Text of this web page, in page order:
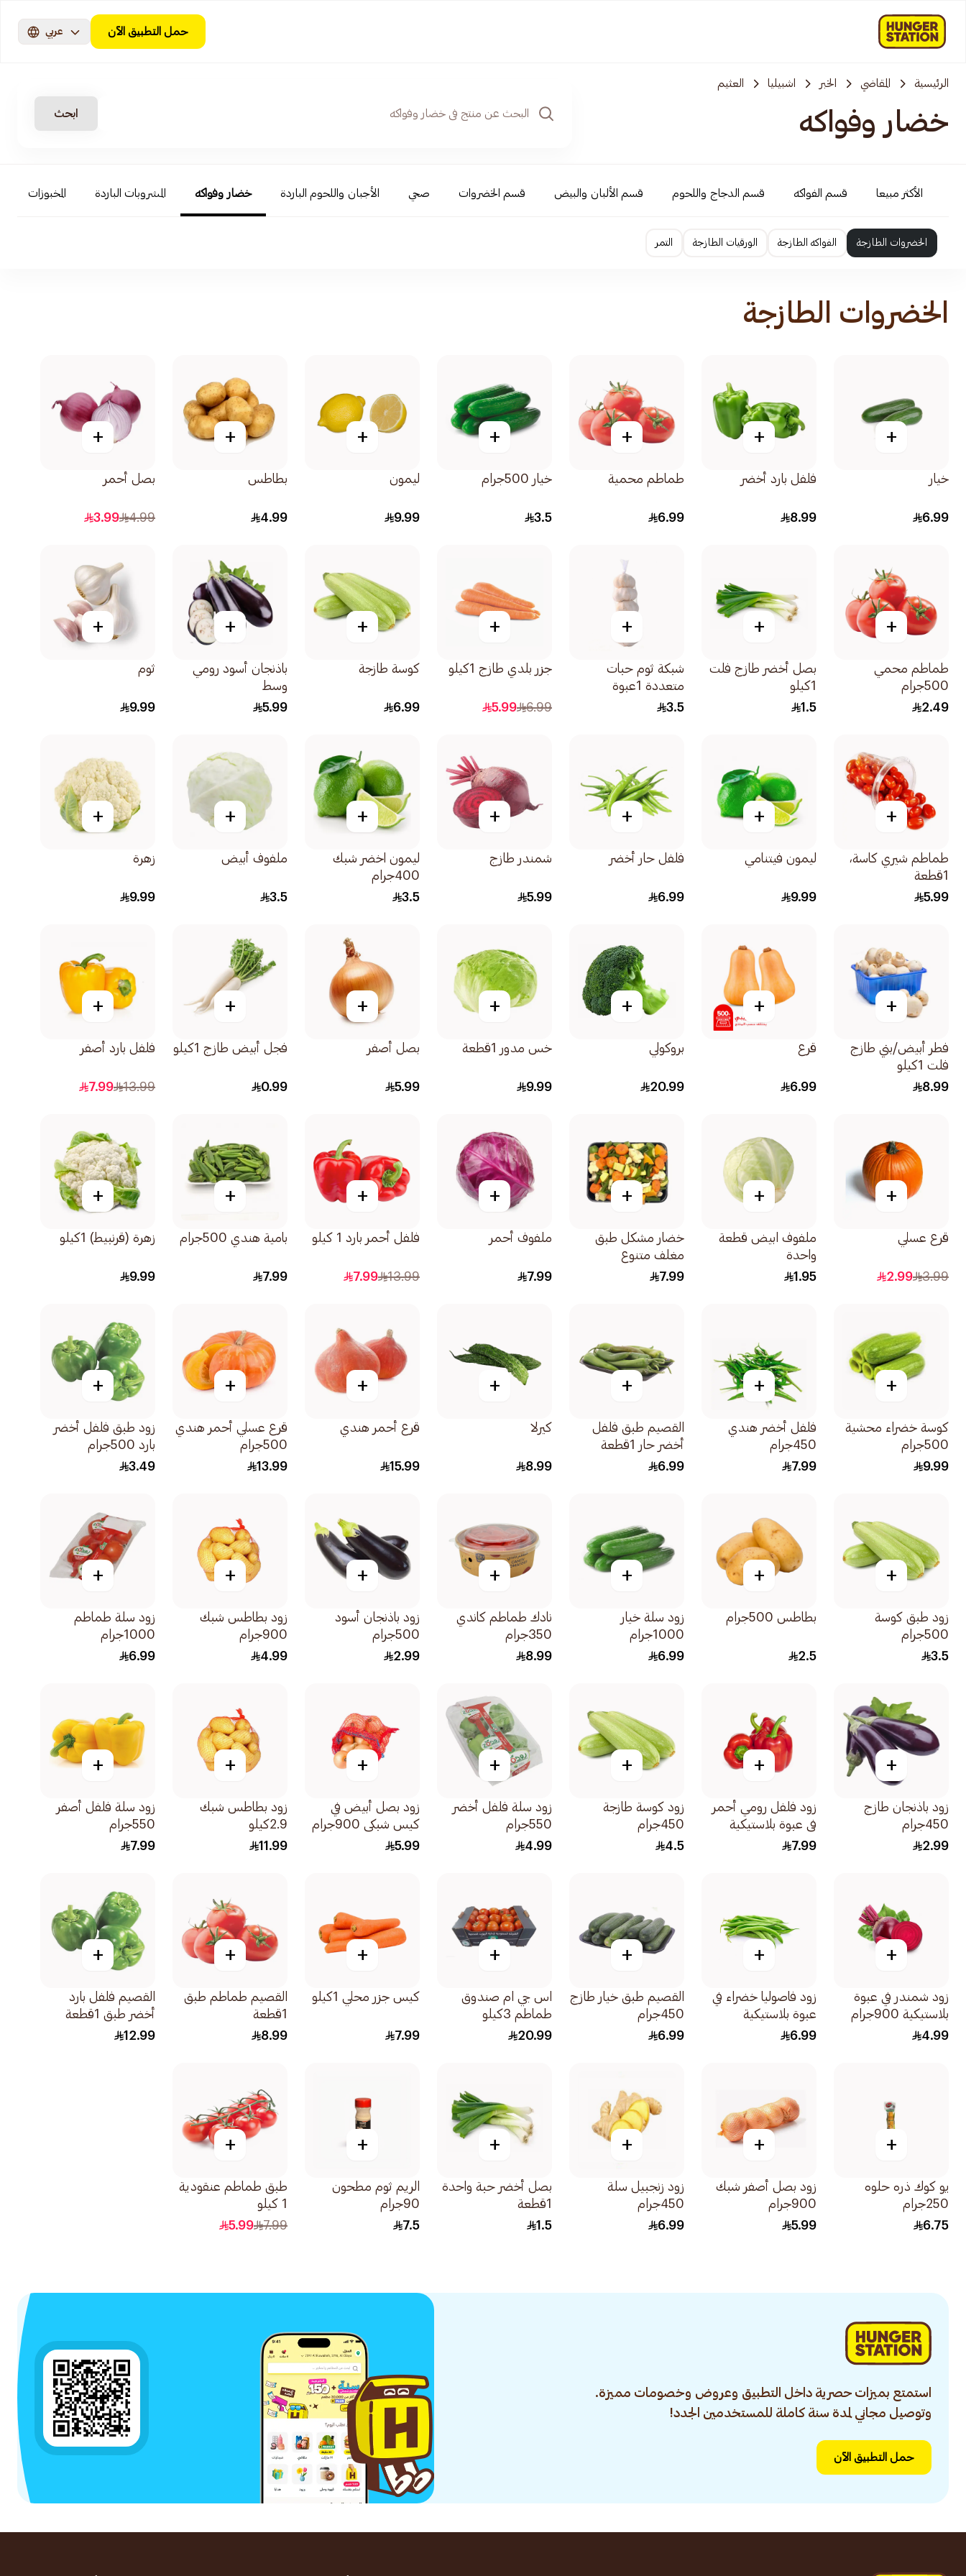
حمل التطبيق الآن عربي
الرئيسية المقاضي الخبر اشبيليا العثيم
خضار وفواكه ابحث
الأكثر مبيعا قسم الفواكه قسم الدجاج واللحوم قسم الألبان والبيض قسم الخضروات صحي الأجبان واللحوم الباردة خضار وفواكه المشروبات الباردة المخبوزات
الخضروات الطازجة الفواكه الطازجة الورقيات الطازجة التمر
الخضروات الطازجة
+
خيار
6.99
+
فلفل بارد أخضر
8.99
+
طماطم محمية
6.99
+
خيار 500جرام
3.5
+
ليمون
9.99
+
بطاطس
4.99
+
بصل أحمر
4.99
3.99
+
طماطم محمي
500جرام
2.49
+
بصل أخضر طازج فلت
1كيلو
1.5
+
شبكة ثوم حبات
متعددة 1عبوة
3.5
+
جزر بلدي طازج 1كيلو
6.99
5.99
+
كوسة طازجة
6.99
+
باذنجان أسود رومي
وسط
5.99
+
ثوم
9.99
+
طماطم شيري كاسة،
1قطعة
5.99
+
ليمون فيتنامي
9.99
+
فلفل حار أخضر
6.99
+
شمندر طازج
5.99
+
ليمون اخضر شبك
400جرام
3.5
+
ملفوف أبيض
3.5
+
زهرة
9.99
+
فطر أبيض/بني طازج
فلت 1كيلو
8.99
+
قرع
6.99
+
بروكولي
20.99
+
خس مدور 1قطعة
9.99
+
بصل أصفر
5.99
+
فجل أبيض طازج 1كيلو
0.99
+
فلفل بارد أصفر
13.99
7.99
+
قرع عسلي
3.99
2.99
+
ملفوف ابيض قطعة
واحدة
1.95
+
خضار مشكل طبق
مغلف متنوع
7.99
+
ملفوف أحمر
7.99
+
فلفل أحمر بارد 1 كيلو
13.99
7.99
+
بامية هندي 500جرام
7.99
+
زهرة (قرنبيط) 1كيلو
9.99
+
كوسة خضراء محشية
500جرام
9.99
+
فلفل أخضر هندي
450جرام
7.99
+
القصيم طبق فلفل
أخضر حار 1قطعة
6.99
+
كيرلا
8.99
+
قرع أحمر هندي
15.99
+
قرع عسلي أحمر هندي
500جرام
13.99
+
زود طبق فلفل أخضر
بارد 500جرام
3.49
+
زود طبق كوسة
500جرام
3.5
+
بطاطس 500جرام
2.5
+
زود سلة خيار
1000جرام
6.99
+
نادك طماطم كاندي
350جرام
8.99
+
زود باذنجان أسود
500جرام
2.99
+
زود بطاطس شبك
900جرام
4.99
+
زود سلة طماطم
1000جرام
6.99
+
زود باذنجان طازج
450جرام
2.99
+
زود فلفل رومي أحمر
في عبوة بلاستيكية
450جرام
7.99
+
زود كوسة طازجة
450جرام
4.5
+
زود سلة فلفل أخضر
550جرام
4.99
+
زود بصل أبيض في
كيس شبكي 900جرام
5.99
+
زود بطاطس شبك
2.9كيلو
11.99
+
زود سلة فلفل أصفر
550جرام
7.99
+
زود شمندر في عبوة
بلاستيكية 900جرام
4.99
+
زود فاصوليا خضراء في
عبوة بلاستيكية
450جرام
6.99
+
القصيم طبق خيار طازج
450جرام
6.99
+
اس جي ام صندوق
طماطم 3كيلو
20.99
+
كيس جزر محلي 1كيلو
7.99
+
القصيم طماطم طبق
1قطعة
8.99
+
القصيم فلفل بارد
أخضر طبق 1قطعة
12.99
+
يو كوك ذره حلوه
250جرام
6.75
+
زود بصل أصفر شبك
900جرام
5.99
+
زود زنجبيل سلة
450جرام
6.99
+
بصل أخضر حبة واحدة
1قطعة
1.5
+
الريم ثوم مطحون
90جرام
7.5
+
طبق طماطم عنقودية
1 كيلو
7.99
5.99
استمتع بميزات حصرية داخل التطبيق وعروض وخصومات مميزة.
وتوصيل مجاني لمدة سنة كاملة للمستخدمين الجدد!
حمل التطبيق الآن